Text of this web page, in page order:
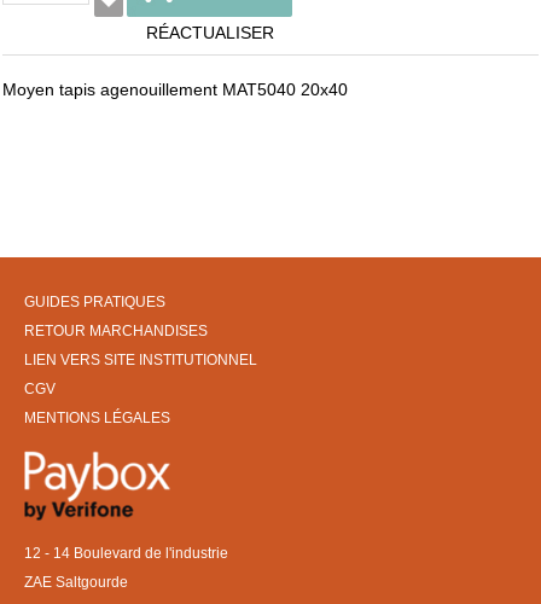
RÉACTUALISER
Moyen tapis agenouillement MAT5040 20x40
GUIDES PRATIQUES
RETOUR MARCHANDISES
LIEN VERS SITE INSTITUTIONNEL
CGV
MENTIONS LÉGALES
12 - 14 Boulevard de l'industrie
ZAE Saltgourde